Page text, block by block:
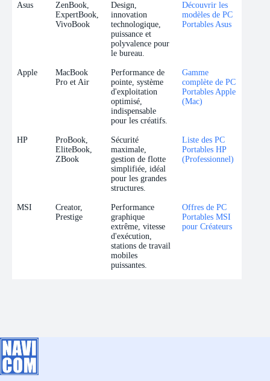
Asus
ZenBook,
ExpertBook,
VivoBook
Design,
innovation
technologique,
puissance et
polyvalence pour
le bureau.
Découvrir les
modèles de PC
Portables Asus
Apple
MacBook
Pro et Air
Performance de
pointe, système
d'exploitation
optimisé,
indispensable
pour les créatifs.
Gamme
complète de PC
Portables Apple
(Mac)
HP
ProBook,
EliteBook,
ZBook
Sécurité
maximale,
gestion de flotte
simplifiée, idéal
pour les grandes
structures.
Liste des PC
Portables HP
(Professionnel)
MSI
Creator,
Prestige
Performance
graphique
extrême, vitesse
d'exécution,
stations de travail
mobiles
puissantes.
Offres de PC
Portables MSI
pour Créateurs